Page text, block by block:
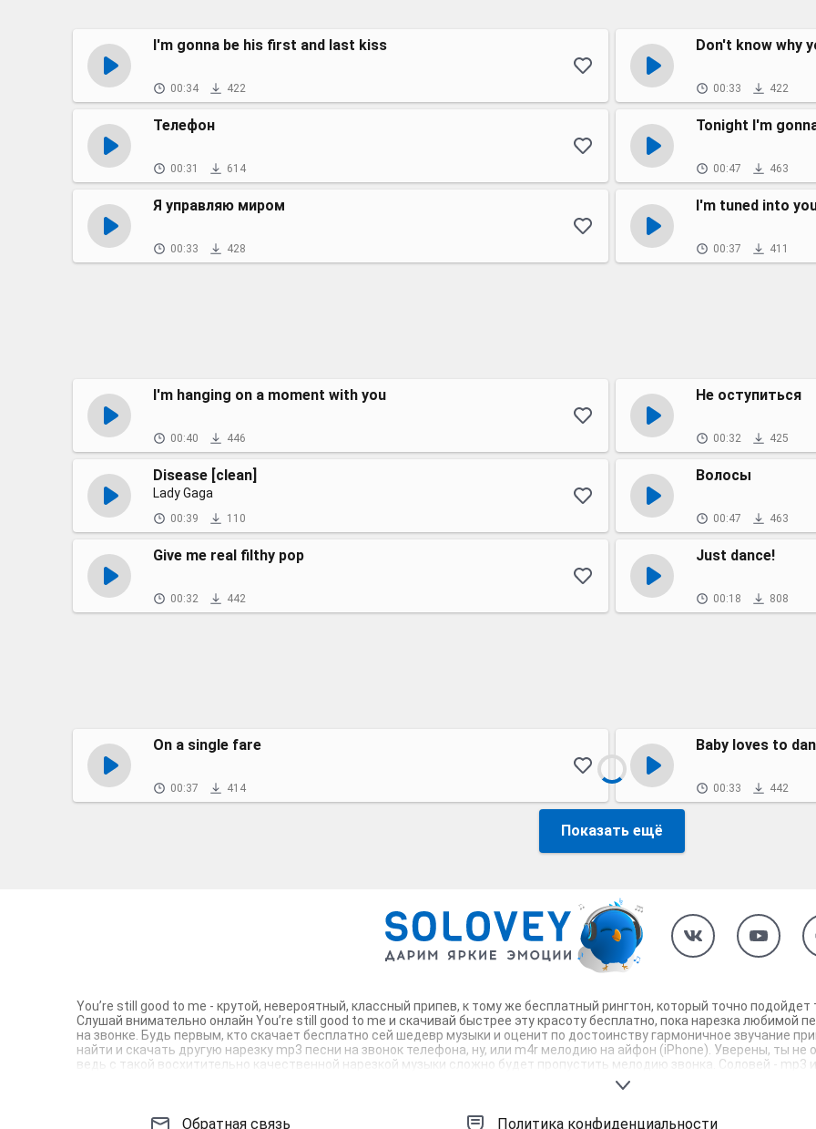
I'm gonna be his first and last kiss
00:34 422
Don't know why
00:33 422
Телефон
00:31 614
Tonight I'm
00:47 463
Я управляю миром
00:33 428
I'm tuned into
00:37 411
I'm hanging on a moment with you
00:40 446
Не оступиться
00:32 425
Disease [clean]
Lady Gaga
00:39 110
Волосы
00:47 463
Give me real filthy pop
00:32 442
Just dance!
00:18 808
On a single fare
00:37 414
Baby loves to
00:33 442
Показать ещё
You’re still good to me - крутой, невероятный, классный припев, к тому же бесплатный рингтон, который точно
Слушай внимательно онлайн You’re still good to me и скачивай быстрее эту красоту бесплатно, пока нарезка любимой
на звонке. Будь первым, кто скачает бесплатно сей шедевр музыки и оценит по достоинству гармоничное звучание
найти и скачать другую нарезку mp3 песни на звонок телефона, ну, или m4r мелодию на айфон (iPhone). Уверены, ты
ведь с такой восхитительно качественной нарезкой музыки сложно будет пропустить мелодию звонка. Соловей - mp3
Обратная связь Политика конфиденциальности